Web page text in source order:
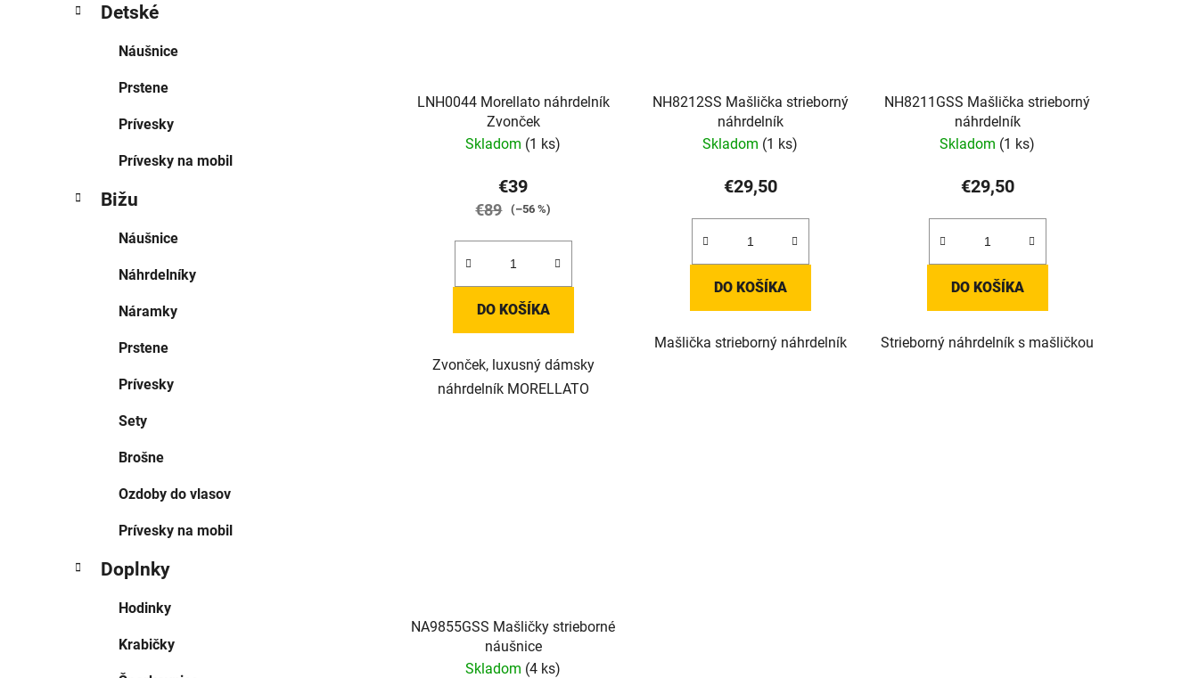
Detské
Náušnice
Prstene
Prívesky
Prívesky na mobil
Bižu
Náušnice
Náhrdelníky
Náramky
Prstene
Prívesky
Sety
Brošne
Ozdoby do vlasov
Prívesky na mobil
Doplnky
Hodinky
Krabičky
LNH0044 Morellato náhrdelník
Zvonček
Skladom (1 ks)
€39
€89 (–56 %)
DO KOŠÍKA
Zvonček, luxusný dámsky
náhrdelník MORELLATO
NH8212SS Mašlička strieborný
náhrdelník
Skladom (1 ks)
€29,50
DO KOŠÍKA
Mašlička strieborný náhrdelník
NH8211GSS Mašlička strieborný
náhrdelník
Skladom (1 ks)
€29,50
DO KOŠÍKA
Strieborný náhrdelník s mašličkou
NA9855GSS Mašličky strieborné
náušnice
Skladom (4 ks)